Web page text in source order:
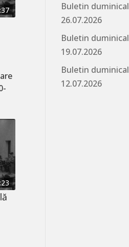
Buletin duminical
26.07.2026
Buletin duminical
19.07.2026
Buletin duminical
12.07.2026